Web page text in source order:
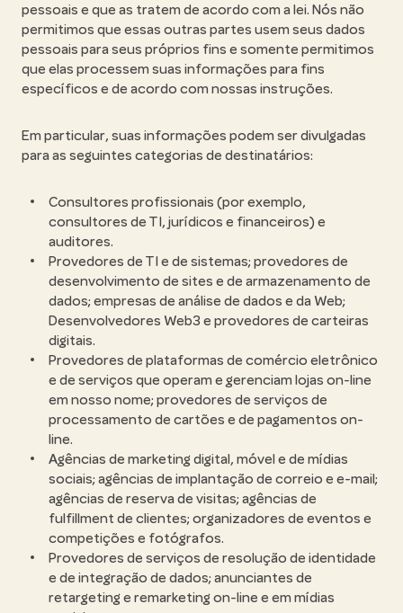
pessoais e que as tratem de acordo com a lei. Nós não
permitimos que essas outras partes usem seus dados
pessoais para seus próprios fins e somente permitimos
que elas processem suas informações para fins
específicos e de acordo com nossas instruções.
Em particular, suas informações podem ser divulgadas
para as seguintes categorias de destinatários:
Consultores profissionais (por exemplo,
consultores de TI, jurídicos e financeiros) e
auditores.
Provedores de TI e de sistemas; provedores de
desenvolvimento de sites e de armazenamento de
dados; empresas de análise de dados e da Web;
Desenvolvedores Web3 e provedores de carteiras
digitais.
Provedores de plataformas de comércio eletrônico
e de serviços que operam e gerenciam lojas on-line
em nosso nome; provedores de serviços de
processamento de cartões e de pagamentos on-
line.
Agências de marketing digital, móvel e de mídias
sociais; agências de implantação de correio e e-mail;
agências de reserva de visitas; agências de
fulfillment de clientes; organizadores de eventos e
competições e fotógrafos.
Provedores de serviços de resolução de identidade
e de integração de dados; anunciantes de
retargeting e remarketing on-line e em mídias